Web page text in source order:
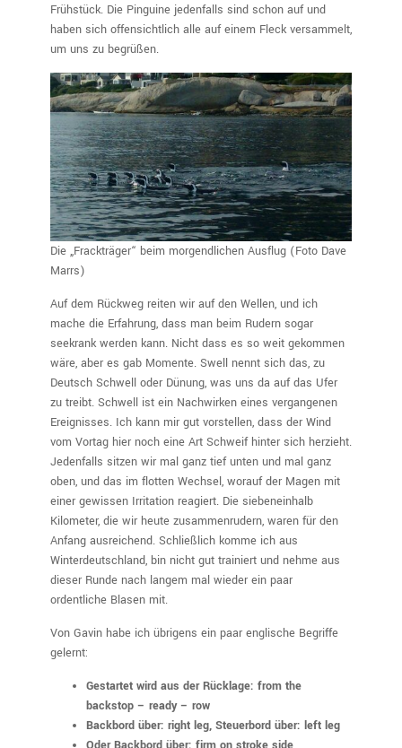
Frühstück. Die Pinguine jedenfalls sind schon auf und
haben sich offensichtlich alle auf einem Fleck versammelt,
um uns zu begrüßen.
Die „Frackträger“ beim morgendlichen Ausflug (Foto Dave
Marrs)
Auf dem Rückweg reiten wir auf den Wellen, und ich
mache die Erfahrung, dass man beim Rudern sogar
seekrank werden kann. Nicht dass es so weit gekommen
wäre, aber es gab Momente. Swell nennt sich das, zu
Deutsch Schwell oder Dünung, was uns da auf das Ufer
zu treibt. Schwell ist ein Nachwirken eines vergangenen
Ereignisses. Ich kann mir gut vorstellen, dass der Wind
vom Vortag hier noch eine Art Schweif hinter sich herzieht.
Jedenfalls sitzen wir mal ganz tief unten und mal ganz
oben, und das im flotten Wechsel, worauf der Magen mit
einer gewissen Irritation reagiert. Die siebeneinhalb
Kilometer, die wir heute zusammenrudern, waren für den
Anfang ausreichend. Schließlich komme ich aus
Winterdeutschland, bin nicht gut trainiert und nehme aus
dieser Runde nach langem mal wieder ein paar
ordentliche Blasen mit.
Von Gavin habe ich übrigens ein paar englische Begriffe
gelernt:
Gestartet wird aus der Rücklage: from the
backstop – ready – row
Backbord über: right leg, Steuerbord über: left leg